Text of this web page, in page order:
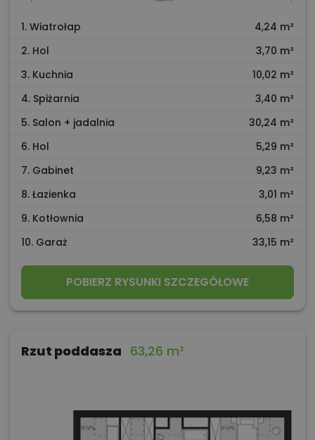
1. Wiatrołap
4,24 m²
2. Hol
3,70 m²
3. Kuchnia
10,02 m²
4. Spiżarnia
3,40 m²
5. Salon + jadalnia
30,24 m²
6. Hol
5,29 m²
7. Gabinet
9,23 m²
8. Łazienka
3,01 m²
9. Kotłownia
6,58 m²
10. Garaż
33,15 m²
POBIERZ RYSUNKI SZCZEGÓŁOWE
Rzut poddasza 63,26 m²